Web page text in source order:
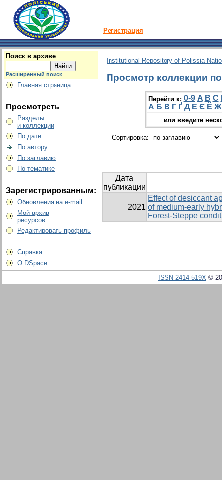
Регистрация
Поиск в архиве
Расширенный поиск
Главная страница
Просмотреть
Разделы
и коллекции
По дате
По автору
По заглавию
По тематике
Зарегистрированным:
Обновления на e-mail
Мой архив
ресурсов
Редактировать профиль
Справка
О DSpace
Institutional Repository of Polissia
Просмотр коллекции
Перейти к: 0-9 A B C
А Б В Г Ґ Д Е Є Ё Ж
или введите
Сортировка:
Дата
публикации
2021
Effect of desiccant
of medium-early
Forest-Steppe
ISSN 2414-519X©